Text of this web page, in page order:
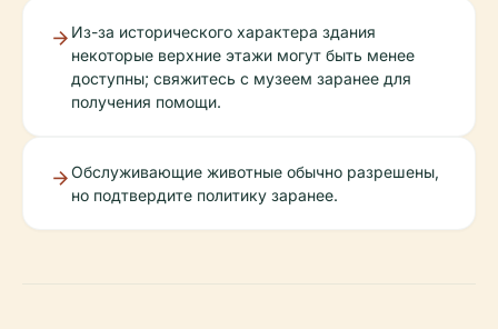
Из-за исторического характера здания
некоторые верхние этажи могут быть менее
доступны; свяжитесь с музеем заранее для
получения помощи.
Обслуживающие животные обычно разрешены,
но подтвердите политику заранее.